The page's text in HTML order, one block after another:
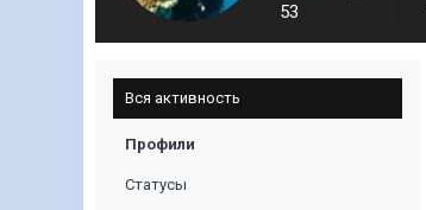
53
Вся активность
Профили
Статусы